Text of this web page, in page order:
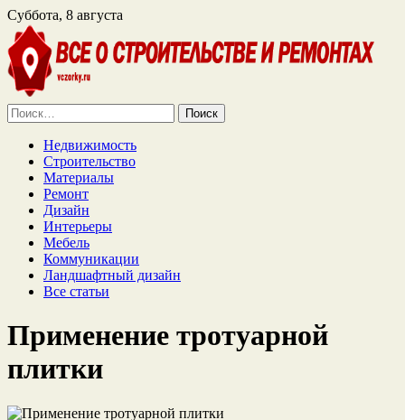
Суббота, 8 августа
Найти:
Недвижимость
Строительство
Материалы
Ремонт
Дизайн
Интерьеры
Мебель
Коммуникации
Ландшафтный дизайн
Все статьи
Применение тротуарной
плитки